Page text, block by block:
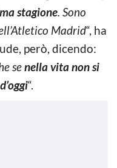
stagione. Sono
Madrid“, ha
però, dicendo:
senella vita non si
“.